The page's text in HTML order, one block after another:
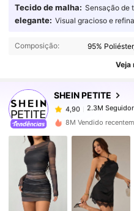
Tecido de malha: Sensação de
elegante: Visual gracioso e
Composição: 95%
Veja
SHEIN PETITE
4,90 2.3M
2.3M
4,90
2.3M
a***s
pago 1 dia
4,90 2.3M
2.3M
8M Vendido